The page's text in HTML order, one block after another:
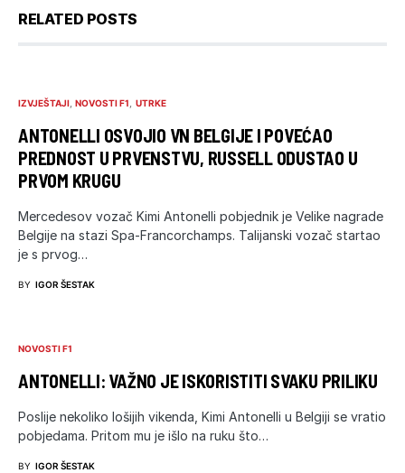
RELATED POSTS
IZVJEŠTAJI NOVOSTI F1 UTRKE
ANTONELLI OSVOJIO VN BELGIJE I POVEĆAO
PREDNOST U PRVENSTVU, RUSSELL ODUSTAO U
PRVOM KRUGU
Mercedesov vozač Kimi Antonelli pobjednik je Velike nagrade
Belgije na stazi Spa-Francorchamps. Talijanski vozač startao
je s prvog…
BY IGOR ŠESTAK
NOVOSTI F1
ANTONELLI: VAŽNO JE ISKORISTITI SVAKU PRILIKU
Poslije nekoliko lošijih vikenda, Kimi Antonelli u Belgiji se vratio
pobjedama. Pritom mu je išlo na ruku što…
BY IGOR ŠESTAK